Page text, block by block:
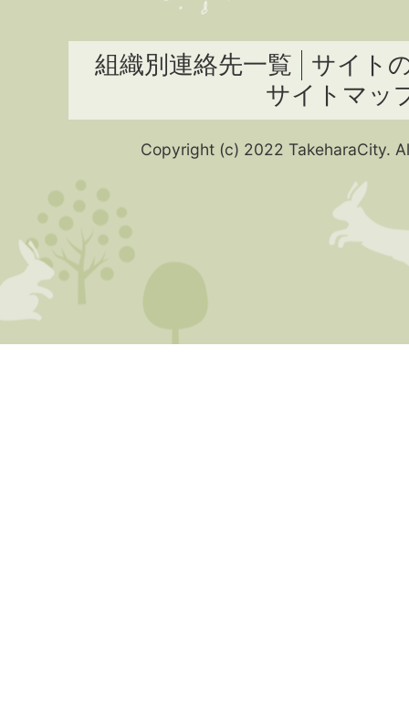
組織別連絡先一覧
サイト
サイトマッ
Copyright (c) 2022 TakeharaCity.